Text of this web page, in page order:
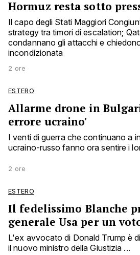
Hormuz resta sotto
Il capo degli Stati Maggiori
strategy tra timori di escalation;
condannano gli attacchi e
incondizionata
2 ore
ESTERO
Allarme drone in
errore ucraino'
I venti di guerra che continuano a
ucraino-russo fanno ora sentire i
2 ore
ESTERO
Il fedelissimo Blanche
generale Usa per un
L'ex avvocato di Donald Trump è
il nuovo ministro della Giustizia ...